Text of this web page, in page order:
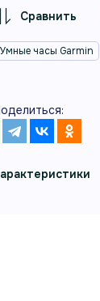
Умные часы Garmin